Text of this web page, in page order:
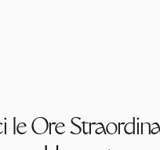
le Ore